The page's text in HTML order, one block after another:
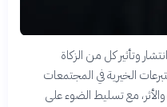
وتأثير كل من الزكاة
الخيرية في المجتمعات
والأثر، مع تسليط الضوء على